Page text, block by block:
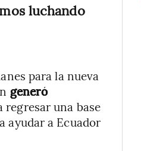
luchando
para la nueva
generó
regresar una base
ayudar a Ecuador